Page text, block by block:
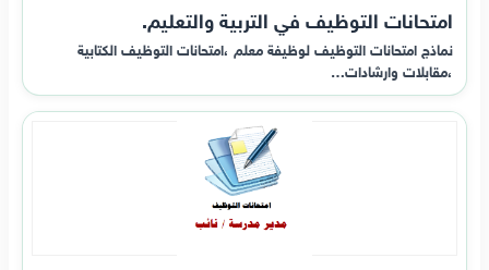
امتحانات التوظيف في التربية والتعليم.
نماذج امتحانات التوظيف لوظيفة معلم ،امتحانات التوظيف الكتابية
،مقابلات وارشادات…